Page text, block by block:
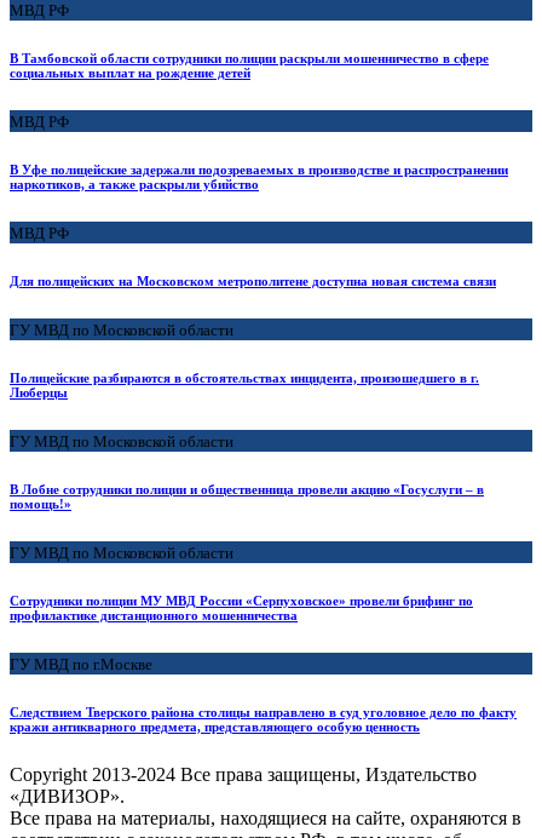
МВД РФ
В Тамбовской области сотрудники полиции раскрыли мошенничество в сфере
социальных выплат на рождение детей
МВД РФ
В Уфе полицейские задержали подозреваемых в производстве и распространении
наркотиков, а также раскрыли убийство
МВД РФ
Для полицейских на Московском метрополитене доступна новая система связи
ГУ МВД по Московской области
Полицейские разбираются в обстоятельствах инцидента, произошедшего в г.
Люберцы
ГУ МВД по Московской области
В Лобне сотрудники полиции и общественница провели акцию «Госуслуги – в
помощь!»
ГУ МВД по Московской области
Сотрудники полиции МУ МВД России «Серпуховское» провели брифинг по
профилактике дистанционного мошенничества
ГУ МВД по г.Москве
Следствием Тверского района столицы направлено в суд уголовное дело по факту
кражи антикварного предмета, представляющего особую ценность
Copyright 2013-2024 Все права защищены, Издательство
«ДИВИЗОР».
Все права на материалы, находящиеся на сайте, охраняются в